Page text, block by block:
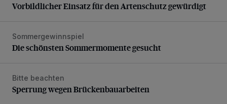
Vorbildlicher Einsatz für den Artenschutz gewürdigt
Die schönsten Sommermomente gesucht
Sommergewinnspiel
Die schönsten Sommermomente gesucht
Sperrung wegen Brückenbauarbeiten
Bitte beachten
Sperrung wegen Brückenbauarbeiten